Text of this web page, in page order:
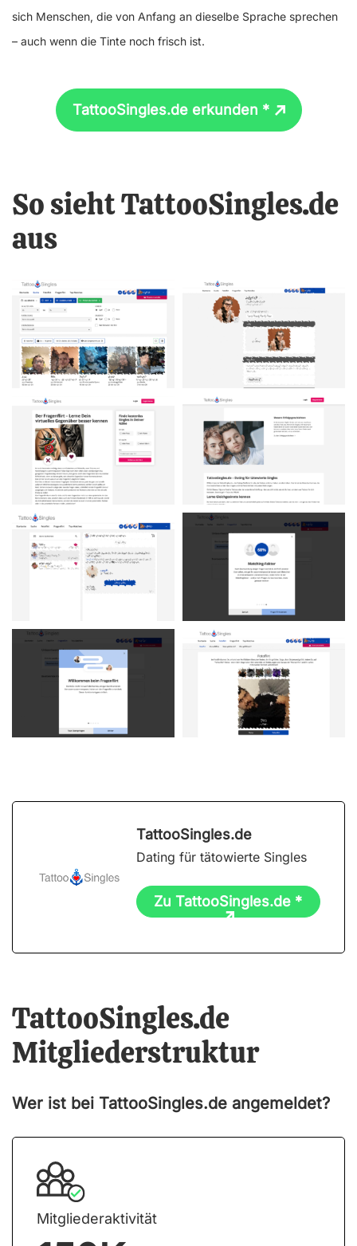
sich Menschen, die von Anfang an dieselbe Sprache sprechen
– auch wenn die Tinte noch frisch ist.
TattooSingles.de erkunden *
So sieht TattooSingles.de
aus
TattooSingles.de
Dating für tätowierte Singles
Zu TattooSingles.de *
TattooSingles.de
Mitgliederstruktur
Wer ist bei TattooSingles.de angemeldet?
Mitgliederaktivität